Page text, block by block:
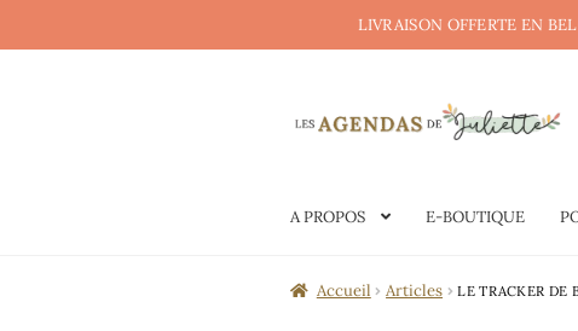
A PROPOS E-BOUTIQUE
Accueil Articles LE TRACKER DE
LIVRAISON OFFERTE EN